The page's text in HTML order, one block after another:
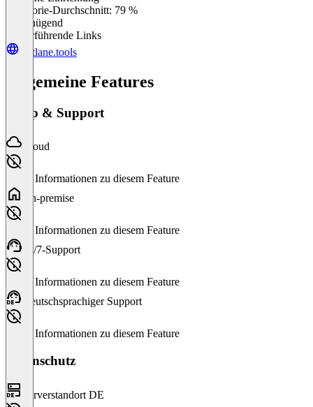
Kategorie-Durchschnitt: 79 %
Ungenügend
Weiterführende Links
fastlane.tools
Allgemeine Features
Setup & Support
Cloud
Keine Informationen zu diesem Feature
On-premise
Keine Informationen zu diesem Feature
24/7-Support
Keine Informationen zu diesem Feature
Deutschsprachiger Support
Keine Informationen zu diesem Feature
Datenschutz
Serverstandort DE